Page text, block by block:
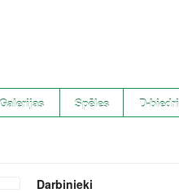
Galerijas Spēles D-biedri
Darbinieki